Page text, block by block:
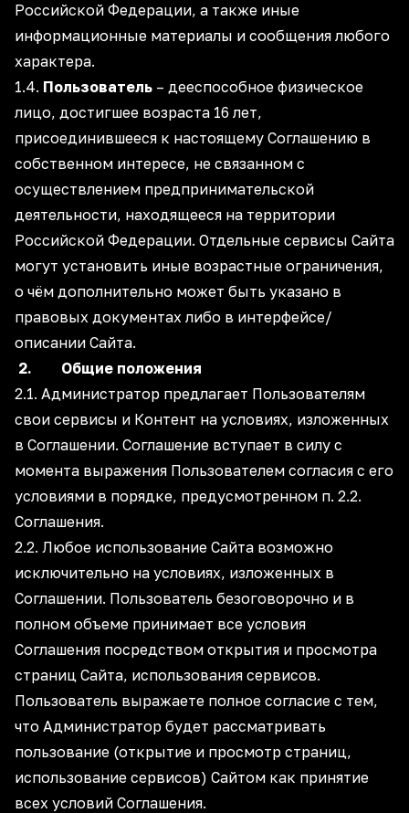
Российской Федерации, а также иные
информационные материалы и сообщения любого
характера.
1.4. Пользователь – дееспособное физическое
лицо, достигшее возраста 16 лет,
присоединившееся к настоящему Соглашению в
собственном интересе, не связанном с
осуществлением предпринимательской
деятельности, находящееся на территории
Российской Федерации. Отдельные сервисы Сайта
могут установить иные возрастные ограничения,
о чём дополнительно может быть указано в
правовых документах либо в интерфейсе/
описании Сайта.
2. Общие положения
2.1. Администратор предлагает Пользователям
свои сервисы и Контент на условиях, изложенных
в Соглашении. Соглашение вступает в силу с
момента выражения Пользователем согласия с его
условиями в порядке, предусмотренном п. 2.2.
Соглашения.
2.2. Любое использование Сайта возможно
исключительно на условиях, изложенных в
Соглашении. Пользователь безоговорочно и в
полном объеме принимает все условия
Соглашения посредством открытия и просмотра
страниц Сайта, использования сервисов.
Пользователь выражаете полное согласие с тем,
что Администратор будет рассматривать
пользование (открытие и просмотр страниц,
использование сервисов) Сайтом как принятие
всех условий Соглашения.